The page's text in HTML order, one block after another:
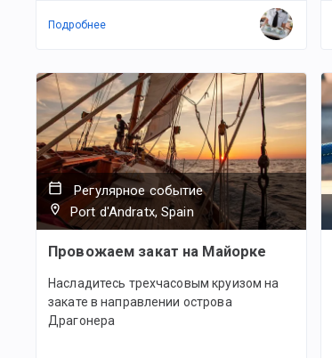
Подробнее
Регулярное событие
Port d'Andratx, Spain
Провожаем закат на Майорке
Насладитесь трехчасовым круизом на
закате в направлении острова
Драгонера